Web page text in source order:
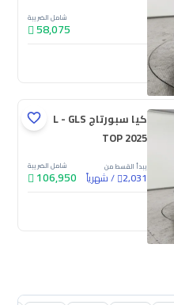
شامل الضريبة
58,075
كيا سبورتاج L - GLS
TOP 2025
يبدأ القسط من
2,031
/شهرياً
شامل الضريبة
106,950